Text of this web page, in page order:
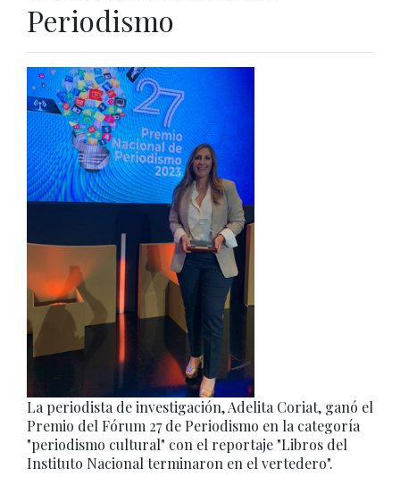
Periodismo
La periodista de investigación, Adelita Coriat, ganó el
Premio del Fórum 27 de Periodismo en la categoría
"periodismo cultural" con el reportaje "Libros del
Instituto Nacional terminaron en el vertedero".